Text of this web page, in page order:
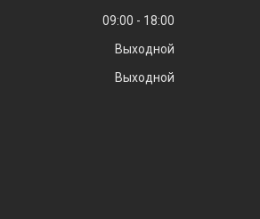
09:00
18:00
Выходной
Выходной